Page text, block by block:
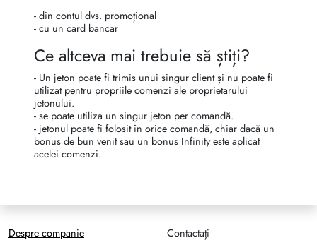
- din contul dvs. promoțional
- cu un card bancar
Ce altceva mai trebuie să știți?
- Un jeton poate fi trimis unui singur client și nu poate fi
utilizat pentru propriile comenzi ale proprietarului
jetonului.
- se poate utiliza un singur jeton per comandă.
- jetonul poate fi folosit în orice comandă, chiar dacă un
bonus de bun venit sau un bonus Infinity este aplicat
acelei comenzi.
Despre companie
Contactați